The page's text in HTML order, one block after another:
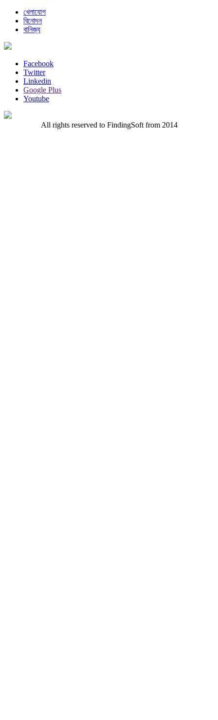
খেলাযোগ
বিনোদন
বানিজ্য
Facebook
Twitter
Linkedin
Google Plus
Youtube
All rights reserved to FindingSoft from 2014